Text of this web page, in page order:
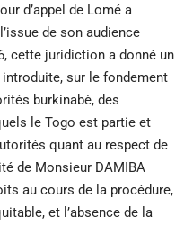
d’appel de Lomé a
de son audience
cette juridiction a donné un
sur le fondement
burkinabè, des
le Togo est partie et
quant au respect de
de Monsieur DAMIBA
au cours de la procédure,
et l’absence de la